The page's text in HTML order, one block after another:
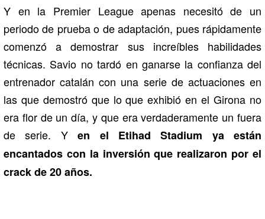
Y en la Premier League apenas necesitó de un
periodo de prueba o de adaptación, pues rápidamente
comenzó a demostrar sus increíbles habilidades
técnicas. Savio no tardó en ganarse la confianza del
entrenador catalán con una serie de actuaciones en
las que demostró que lo que exhibió en el Girona no
era flor de un día, y que era verdaderamente un fuera
de serie. Yen el Etihad Stadium ya están
encantados con la inversión que realizaron por el
crack de 20 años.